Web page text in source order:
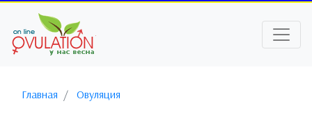
Главная Овуляция